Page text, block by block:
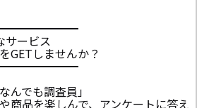
ービス
GETしませんか？
でも調査員」
商品を楽しんで、アンケートに答え